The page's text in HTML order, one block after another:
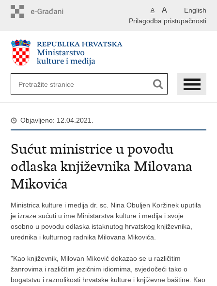
English
A A
Prilagodba pristupačnosti
Objavljeno: 12.04.2021.
Sućut ministrice u povodu
odlaska književnika Milovana
Mikovića
Ministrica kulture i medija dr. sc. Nina Obuljen Koržinek uputila
je izraze sućuti u ime Ministarstva kulture i medija i svoje
osobno u povodu odlaska istaknutog hrvatskog književnika,
urednika i kulturnog radnika Milovana Mikovića.
"Kao književnik, Milovan Miković dokazao se u različitim
žanrovima i različitim jezičnim idiomima, svjedočeći tako o
bogatstvu i raznolikosti hrvatske kulture i književne baštine. Kao